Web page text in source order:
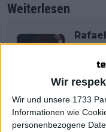
Wir
Wir und unsere 1733
Informationen wie
personenbezogene
Weiterlesen
Preisgeld